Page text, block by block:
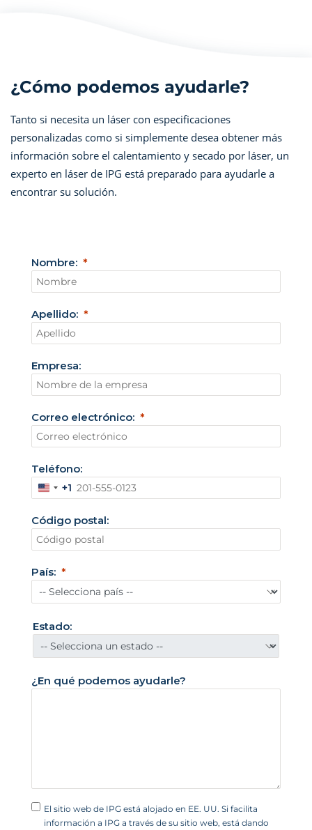
¿Cómo podemos ayudarle?
Tanto si necesita un láser con especificaciones
personalizadas como si simplemente desea obtener más
información sobre el calentamiento y secado por láser, un
experto en láser de IPG está preparado para ayudarle a
encontrar su solución.
Nombre:
Apellido:
Empresa:
Correo electrónico:
Teléfono:
E
t
a
d
o
s
n
i
o
+1
Código postal:
País:
Estado:
¿En qué podemos ayudarle?
El sitio web de IPG está alojado en EE. UU. Si facilita
información a IPG a través de su sitio web, está dando